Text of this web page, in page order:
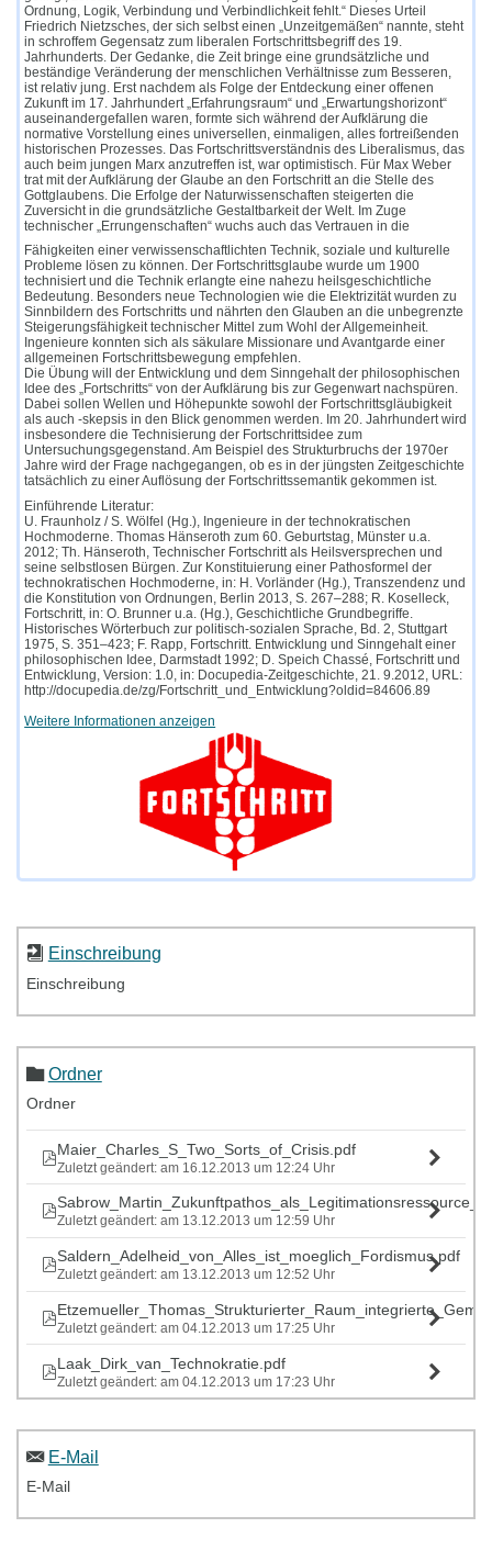
Ordnung, Logik, Verbindung und Verbindlichkeit fehlt.“ Dieses Urteil
Friedrich Nietzsches, der sich selbst einen „Unzeitgemäßen“ nannte, steht
in schroffem Gegensatz zum liberalen Fortschrittsbegriff des 19.
Jahrhunderts. Der Gedanke, die Zeit bringe eine grundsätzliche und
beständige Veränderung der menschlichen Verhältnisse zum Besseren,
ist relativ jung. Erst nachdem als Folge der Entdeckung einer offenen
Zukunft im 17. Jahrhundert „Erfahrungsraum“ und „Erwartungshorizont“
auseinandergefallen waren, formte sich während der Aufklärung die
normative Vorstellung eines universellen, einmaligen, alles fortreißenden
historischen Prozesses. Das Fortschrittsverständnis des Liberalismus, das
auch beim jungen Marx anzutreffen ist, war optimistisch. Für Max Weber
trat mit der Aufklärung der Glaube an den Fortschritt an die Stelle des
Gottglaubens. Die Erfolge der Naturwissenschaften steigerten die
Zuversicht in die grundsätzliche Gestaltbarkeit der Welt. Im Zuge
technischer „Errungenschaften“ wuchs auch das Vertrauen in die
Fähigkeiten einer verwissenschaftlichten Technik, soziale und kulturelle
Probleme lösen zu können. Der Fortschrittsglaube wurde um 1900
technisiert und die Technik erlangte eine nahezu heilsgeschichtliche
Bedeutung. Besonders neue Technologien wie die Elektrizität wurden zu
Sinnbildern des Fortschritts und nährten den Glauben an die unbegrenzte
Steigerungsfähigkeit technischer Mittel zum Wohl der Allgemeinheit.
Ingenieure konnten sich als säkulare Missionare und Avantgarde einer
allgemeinen Fortschrittsbewegung empfehlen.
Die Übung will der Entwicklung und dem Sinngehalt der philosophischen
Idee des „Fortschritts“ von der Aufklärung bis zur Gegenwart nachspüren.
Dabei sollen Wellen und Höhepunkte sowohl der Fortschrittsgläubigkeit
als auch -skepsis in den Blick genommen werden. Im 20. Jahrhundert wird
insbesondere die Technisierung der Fortschrittsidee zum
Untersuchungsgegenstand. Am Beispiel des Strukturbruchs der 1970er
Jahre wird der Frage nachgegangen, ob es in der jüngsten Zeitgeschichte
tatsächlich zu einer Auflösung der Fortschrittssemantik gekommen ist.
Einführende Literatur:
U. Fraunholz / S. Wölfel (Hg.), Ingenieure in der technokratischen
Hochmoderne. Thomas Hänseroth zum 60. Geburtstag, Münster u.a.
2012; Th. Hänseroth, Technischer Fortschritt als Heilsversprechen und
seine selbstlosen Bürgen. Zur Konstituierung einer Pathosformel der
technokratischen Hochmoderne, in: H. Vorländer (Hg.), Transzendenz und
die Konstitution von Ordnungen, Berlin 2013, S. 267–288; R. Koselleck,
Fortschritt, in: O. Brunner u.a. (Hg.), Geschichtliche Grundbegriffe.
Historisches Wörterbuch zur politisch-sozialen Sprache, Bd. 2, Stuttgart
1975, S. 351–423; F. Rapp, Fortschritt. Entwicklung und Sinngehalt einer
philosophischen Idee, Darmstadt 1992; D. Speich Chassé, Fortschritt und
Entwicklung, Version: 1.0, in: Docupedia-Zeitgeschichte, 21. 9.2012, URL:
http://docupedia.de/zg/Fortschritt_und_Entwicklung?oldid=84606.89
Weitere Informationen anzeigen
Einschreibung
Einschreibung
Ordner
Ordner
Maier_Charles_S_Two_Sorts_of_Crisis.pdf
Zuletzt geändert: am 16.12.2013 um 12:24 Uhr
Zuletzt geändert: am 13.12.2013 um 12:59 Uhr
Saldern_Adelheid_von_Alles_ist_moeglich_Fordismus.pdf
Zuletzt geändert: am 13.12.2013 um 12:52 Uhr
Zuletzt geändert: am 04.12.2013 um 17:25 Uhr
Laak_Dirk_van_Technokratie.pdf
Zuletzt geändert: am 04.12.2013 um 17:23 Uhr
E-Mail
E-Mail